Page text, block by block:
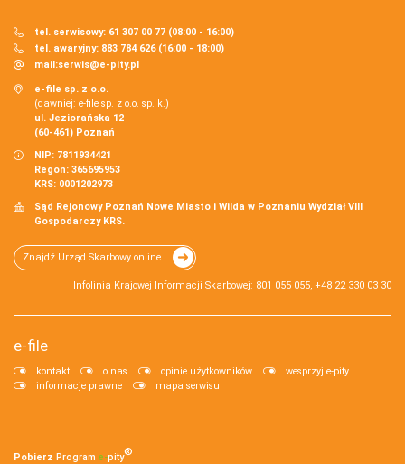
tel. serwisowy: 61 307 00 77 (08:00 - 16:00)
tel. awaryjny: 883 784 626 (16:00 - 18:00)
mail:serwis@e-pity.pl
e-file sp. z o.o.
(dawniej: e-file sp. z o.o. sp. k.)
ul. Jeziorańska 12
(60-461) Poznań
NIP: 7811934421
Regon: 365695953
KRS: 0001202973
Sąd Rejonowy Poznań Nowe Miasto i Wilda w Poznaniu Wydział VIII
Gospodarczy KRS.
Znajdź Urząd Skarbowy online
Infolinia Krajowej Informacji Skarbowej: 801 055 055, +48 22 330 03 30
e-file
kontakt o nas opinie użytkowników
wesprzyj e-pity
informacje prawne
mapa serwisu
Pobierz Program e‑pity®